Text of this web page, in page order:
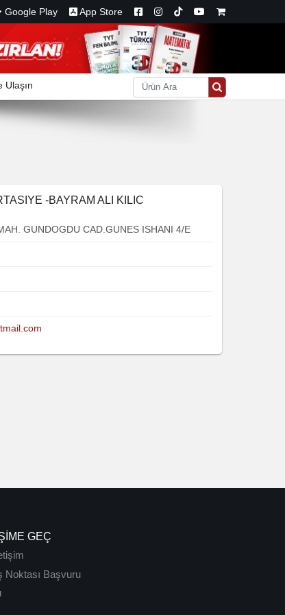
Google Play App Store
Ulaşın
-BAYRAM ALI KILIC
GUNDOGDU CAD.GUNES ISHANI 4/E
GEÇ
Noktası Başvuru